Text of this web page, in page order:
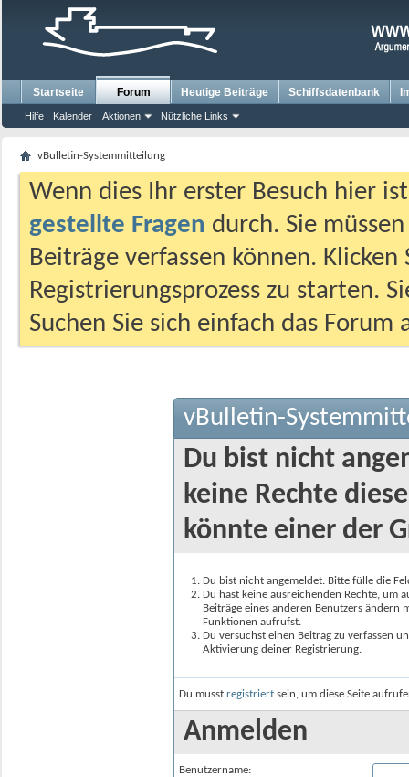
Startseite Forum
Hilfe Kalender Aktionen Nützliche Links
Heutige Beiträge Schiffsdatenbank
vBulletin-Systemmitteilung
Wenn dies Ihr erster Besuch hier
gestellte Fragen durch. Sie
Beiträge verfassen können.
Registrierungsprozess zu starten.
Suchen Sie sich einfach das
vBulletin-
Du bist nicht
keine Rechte
könnte einer der
Du bist nicht angemeldet. Bitte fülle die
Du hast keine ausreichenden Rechte, um
Beiträge eines anderen Benutzers
Funktionen aufrufst.
Du versuchst einen Beitrag zu verfassen
Aktivierung deiner Registrierung.
Du musst registriert sein, um diese Seite
Anmelden
Benutzername: